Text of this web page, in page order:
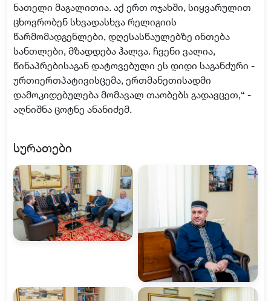
ნათელი მაგალითია. აქ ერთ ოჯახში, სიყვარულით
ცხოვრობენ სხვადასხვა რელიგიის
წარმომადგენლები, დღესასწაულებზე ინთება
სანთლები, მზადდება ჰალვა. ჩვენი ვალია,
წინაპრებისაგან დატოვებული ეს დიდი საგანძური -
ურთიერთპატივისცემა, ერთმანეთისადმი
დამოკიდებულება მომავალ თაობებს გადავცეთ,“ -
აღნიშნა ცოტნე ანანიძემ.
სურათები